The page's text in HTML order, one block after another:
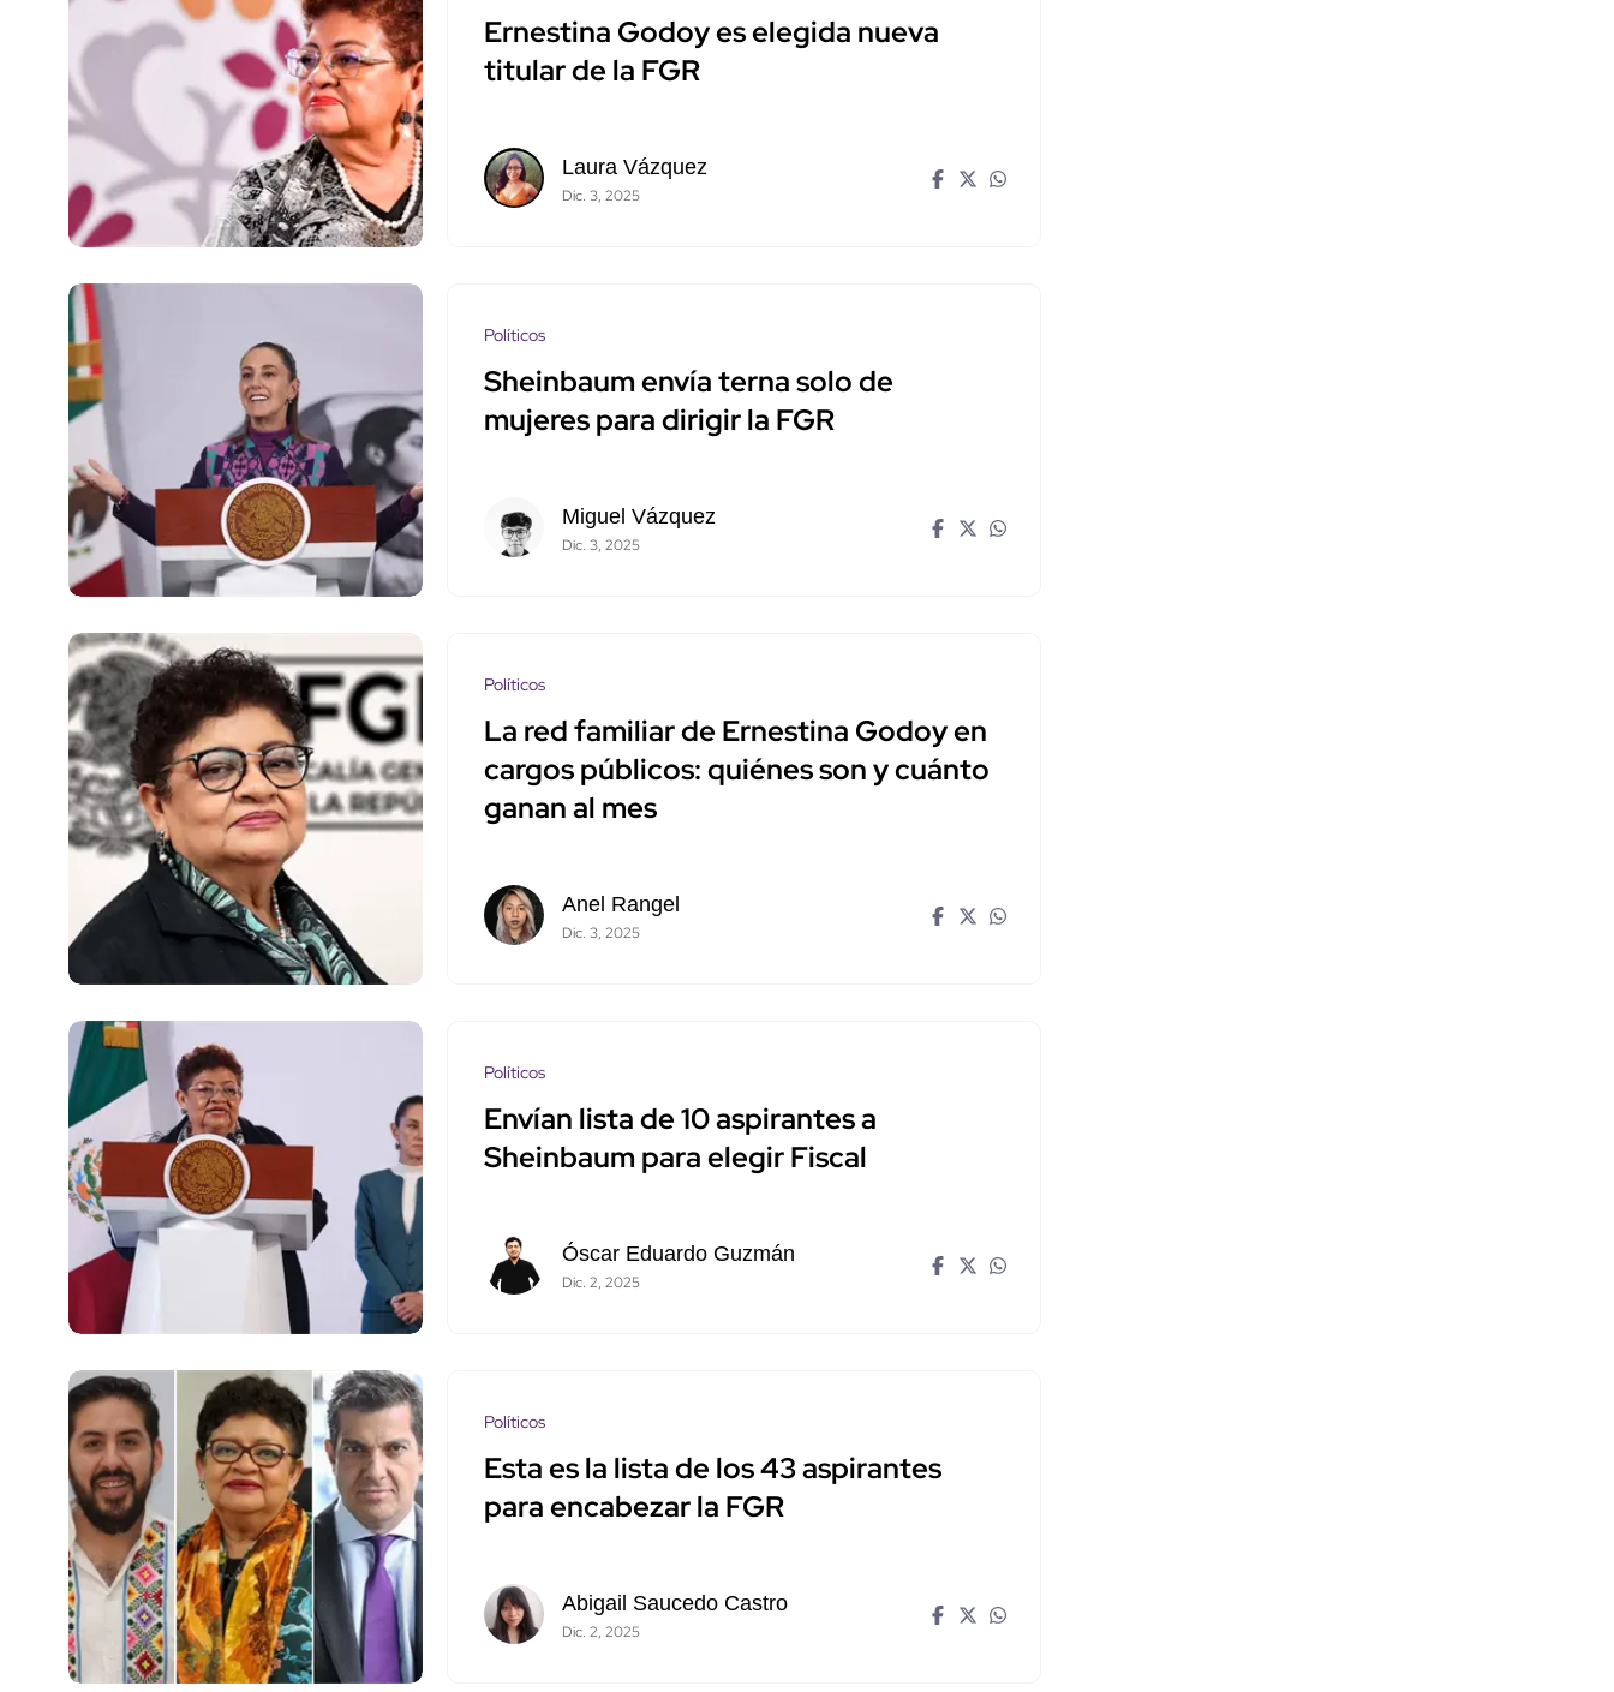
Ernestina Godoy es elegida nueva
titular de la FGR
Laura Vázquez
Dic. 3, 2025
Políticos
Sheinbaum envía terna solo de
mujeres para dirigir la FGR
Miguel Vázquez
Dic. 3, 2025
Políticos
La red familiar de Ernestina Godoy en
cargos públicos: quiénes son y cuánto
ganan al mes
Anel Rangel
Dic. 3, 2025
Políticos
Envían lista de 10 aspirantes a
Sheinbaum para elegir Fiscal
Óscar Eduardo Guzmán
Dic. 2, 2025
Políticos
Esta es la lista de los 43 aspirantes
para encabezar la FGR
Abigail Saucedo Castro
Dic. 2, 2025